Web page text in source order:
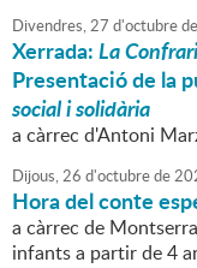
Divendres,27 d'octubrede
Xerrada:La
Presentació de la
social i solidària
a càrrec d'Antoni
Dijous,26 d'octubrede
Hora del conte
a càrrec de
infants a partir de 4